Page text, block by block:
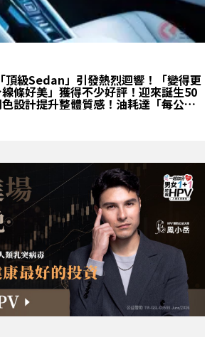
級Sedan」引發熱烈迴響！「變得更
條好美」獲得不少好評！迎來誕生50
設計提升整體質感！油耗達「每公升
」備受矚目！